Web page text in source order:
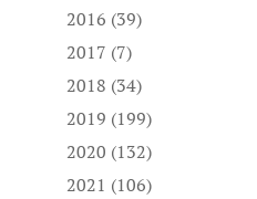
2016 (39)
2017 (7)
2018 (34)
2019 (199)
2020 (132)
2021 (106)